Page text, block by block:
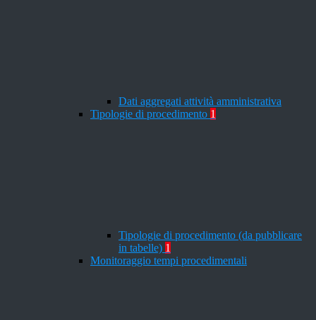
Dati aggregati attività amministrativa
Tipologie di procedimento 1
Tipologie di procedimento (da pubblicare
in tabelle) 1
Monitoraggio tempi procedimentali